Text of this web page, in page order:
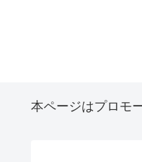
本ページはプロモ